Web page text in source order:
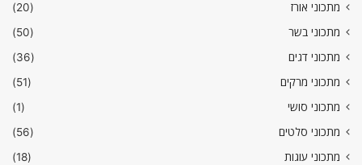
מתכוני אורז
(20)
מתכוני בשר
(50)
מתכוני דגים
(36)
מתכוני מרקים
(51)
מתכוני סושי
(1)
מתכוני סלטים
(56)
מתכוני עוגות
(18)